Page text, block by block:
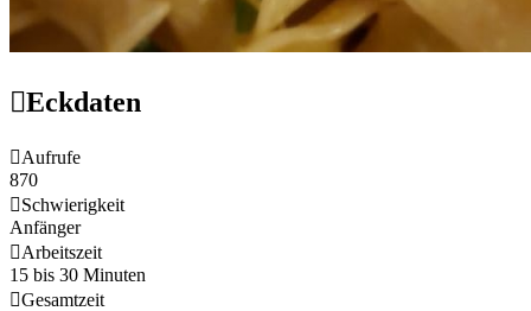
Eckdaten
Aufrufe
870
Schwierigkeit
Anfänger
Arbeitszeit
15 bis 30 Minuten
Gesamtzeit